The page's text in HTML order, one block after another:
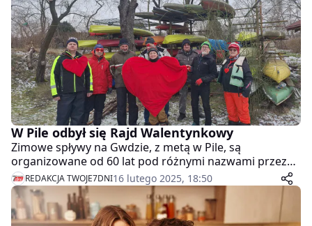
W Pile odbył się Rajd Walentynkowy
Zimowe spływy na Gwdzie, z metą w Pile, są
organizowane od 60 lat pod różnymi nazwami przez
różne pilskie organizacje, począwszy od parowozowni
PKP, poprzez TKKF, ZSMP, Polam, a obecnie przez PTTK.
Stanowią one znaczący punkt na mapie zainteresowań
wodniaków nie tylko z Piły.
REDAKCJA TWOJE7DNI16 lutego 2025, 18:50